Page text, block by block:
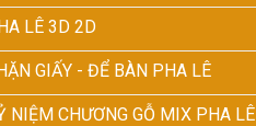
LÊ 3D 2D
GIẤY - ĐỂ BÀN PHA LÊ
NIỆM CHƯƠNG GỖ MIX PHA LÊ